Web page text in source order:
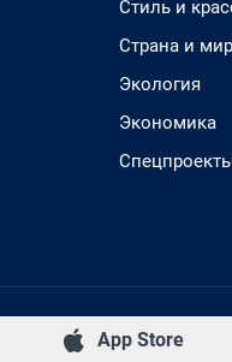
Стиль и
Страна и мир
Экология
Экономика
App Store